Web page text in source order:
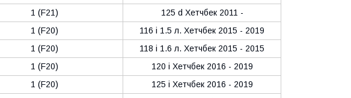
1 (F21)
125 d Хетчбек 2011 -
1 (F20)
116 i 1.5 л. Хетчбек 2015 - 2019
1 (F20)
118 i 1.6 л. Хетчбек 2015 - 2015
1 (F20)
120 i Хетчбек 2016 - 2019
1 (F20)
125 i Хетчбек 2016 - 2019